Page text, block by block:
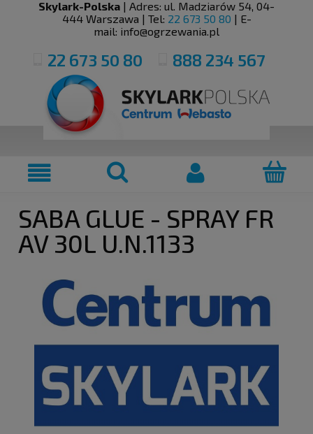
Skylark-Polska | Adres: ul. Madziarów 54, 04-
444 Warszawa | Tel: 22 673 50 80 | E-
mail: info@ogrzewania.pl
22 673 50 80 888 234 567
SABA GLUE - SPRAY FR
AV 30L U.N.1133